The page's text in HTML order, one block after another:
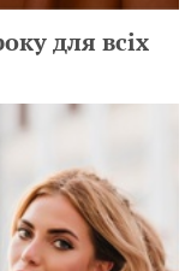
для всіх